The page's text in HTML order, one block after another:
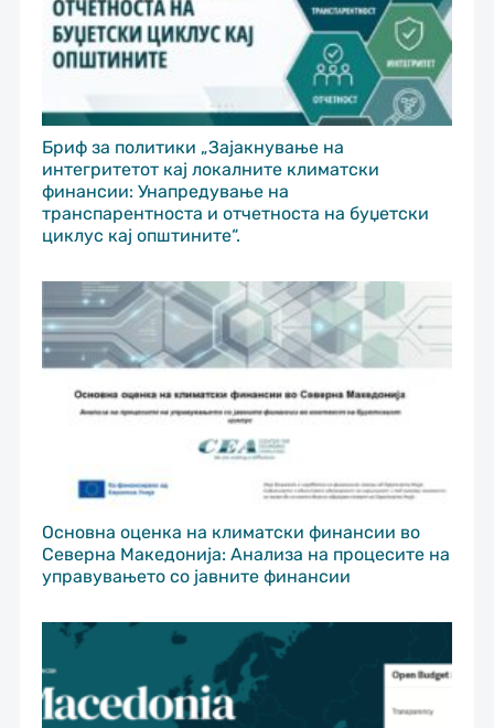
Бриф за политики „Зајакнување на
интегритетот кај локалните климатски
финансии: Унапредување на
транспарентноста и отчетноста на буџетски
циклус кај општините“.
Основна оценка на климатски финансии во
Северна Македонија: Анализа на процесите на
управувањето со јавните финансии